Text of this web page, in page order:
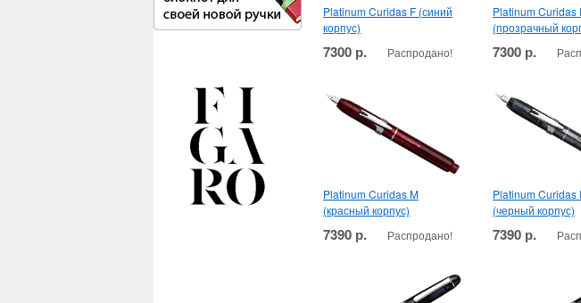
Platinum Curidas F (синий
корпус)
7300 р. Распродано!
Platinum Curidas
(прозрачный
7300 р.
Platinum Curidas M
(красный корпус)
7390 р. Распродано!
Platinum Curidas
(черный корпус)
7390 р.